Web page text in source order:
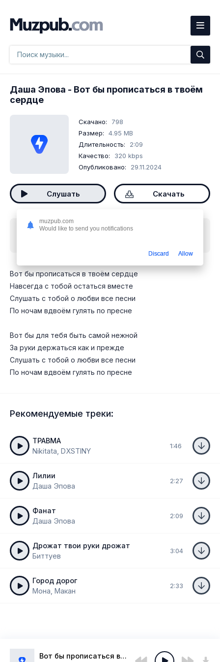
Даша Эпова - Вот бы прописаться в твоём
сердце
Скачано:
798
Размер:
4.95 MB
Длительность:
2:09
Качество:
320 kbps
Опубликовано:
29.11.2024
Слушать Скачать
Скачать песню Даша Эпова - Вот бы прописаться
Вот бы прописаться в твоём сердце
Навсегда с тобой остаться вместе
Слушать с тобой о любви все песни
По ночам вдвоём гулять по пресне
Вот бы для тебя быть самой нежной
За руки держаться как и прежде
Слушать с тобой о любви все песни
По ночам вдвоём гулять по пресне
Рекомендуемые треки:
ТРАВМА
Nikitata, DXSTINY
1:46
Лилии
Даша Эпова
2:27
Фанат
Даша Эпова
2:09
Дрожат твои руки дрожат
Биттуев
3:04
Город дорог
Мона, Макан
2:33
Вот бы прописаться в твоём сердце
muzpub.com
Would like to send you notifications
Discard Allow